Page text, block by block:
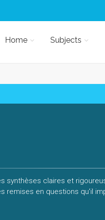
Home Subjects
synthèses claires et
remises en questions qu'il